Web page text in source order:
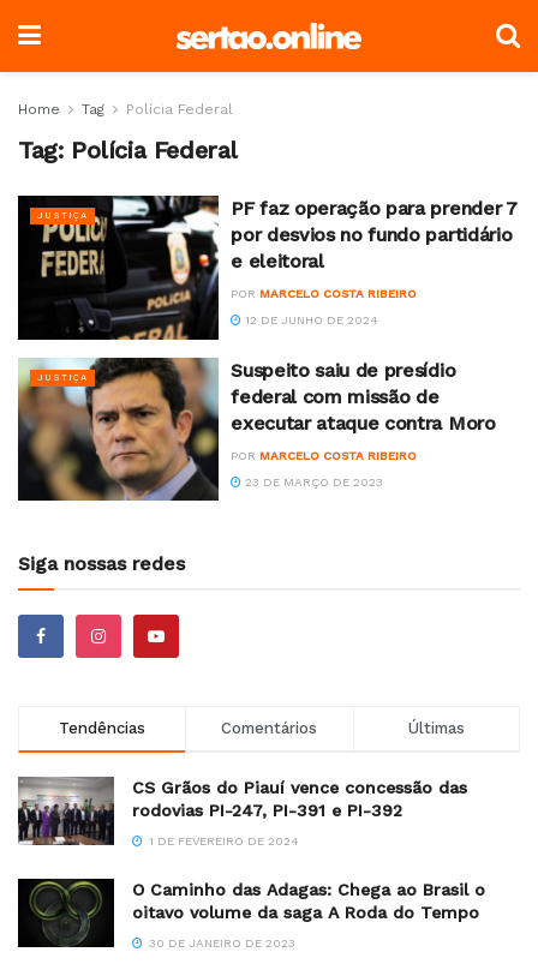
Home Tag Polícia Federal
Tag: Polícia Federal
JUSTIÇA
PF faz operação para prender 7
por desvios no fundo partidário
e eleitoral
POR MARCELO COSTA RIBEIRO
12 DE JUNHO DE 2024
JUSTIÇA
Suspeito saiu de presídio
federal com missão de
executar ataque contra Moro
POR MARCELO COSTA RIBEIRO
23 DE MARÇO DE 2023
Siga nossas redes
Tendências Comentários Últimas
CS Grãos do Piauí vence concessão das
rodovias PI-247, PI-391 e PI-392
1 DE FEVEREIRO DE 2024
O Caminho das Adagas: Chega ao Brasil o
oitavo volume da saga A Roda do Tempo
30 DE JANEIRO DE 2023